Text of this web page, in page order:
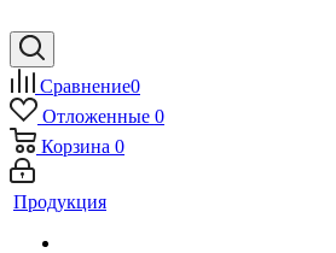
Сравнение0
Отложенные 0
Корзина 0
Продукция